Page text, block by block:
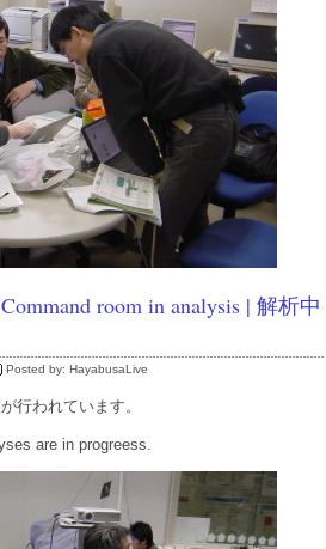
Command room in analysis | 解析中
Posted by: HayabusaLive
行われています。
are in progreess.